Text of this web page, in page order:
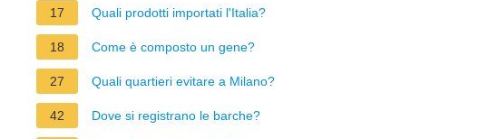
17 Quali prodotti importati l'Italia?
18 Come è composto un gene?
27 Quali quartieri evitare a Milano?
42 Dove si registrano le barche?